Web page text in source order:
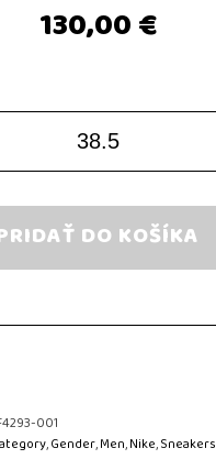
130,00 €
38.5
DO KOŠÍKA
001
,Gender,Men,Nike,Sneakers